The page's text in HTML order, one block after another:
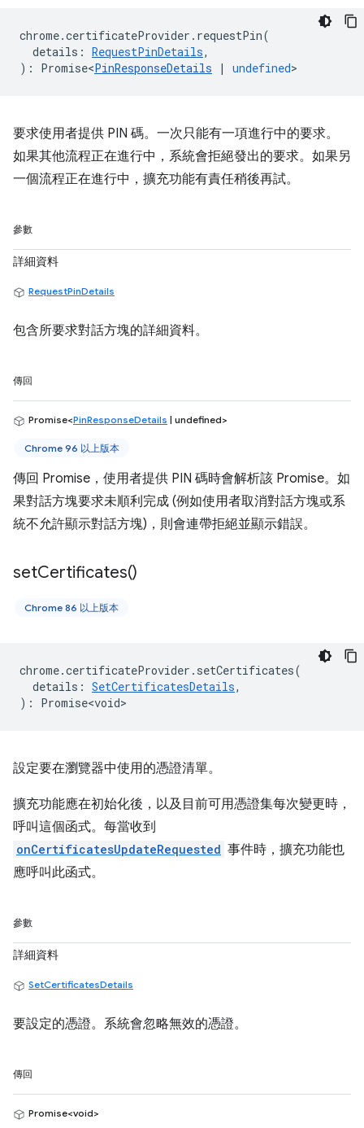
chrome.certificateProvider . requestPin(
details : RequestPinDetails,
) : Promise<PinResponseDetails | undefined>
要求使用者提供 PIN 碼。一次只能有一項進行中的要求。
如果其他流程正在進行中，系統會拒絕發出的要求。如果另
一個流程正在進行中，擴充功能有責任稍後再試。
參數
詳細資料
RequestPinDetails
包含所要求對話方塊的詳細資料。
傳回
Promise<PinResponseDetails | undefined>
Chrome 96 以上版本
傳回 Promise，使用者提供 PIN 碼時會解析該 Promise。如
果對話方塊要求未順利完成 (例如使用者取消對話方塊或系
統不允許顯示對話方塊)，則會連帶拒絕並顯示錯誤。
setCertificates()
Chrome 86 以上版本
chrome.certificateProvider . setCertificates(
details : SetCertificatesDetails,
) : Promise<void>
設定要在瀏覽器中使用的憑證清單。
擴充功能應在初始化後，以及目前可用憑證集每次變更時，
呼叫這個函式。每當收到
onCertificatesUpdateRequested 事件時，擴充功能也
應呼叫此函式。
參數
詳細資料
SetCertificatesDetails
要設定的憑證。系統會忽略無效的憑證。
傳回
Promise<void>